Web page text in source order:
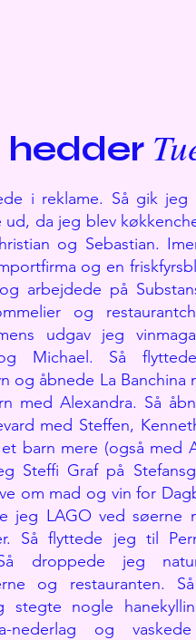
hedder
i reklame. Så gik jeg
da jeg blev
og Sebastian.
og en
arbejdede på
og
udgav jeg
Michael. Så
og åbnede La Banchina
med Alexandra. Så
med Steffen,
barn mere (også med
Steffi Graf på
om mad og vin for
jeg LAGO ved søerne
Så flyttede jeg til
droppede jeg
og restauranten.
stegte nogle
nederlag og